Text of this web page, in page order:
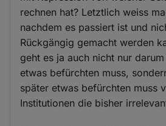
rechnen hat? Letztlich weiss
nachdem es passiert ist und
Rückgängig gemacht werden
geht es ja auch nicht nur
etwas befürchten muss,
später etwas befürchten muss
Institutionen die bisher